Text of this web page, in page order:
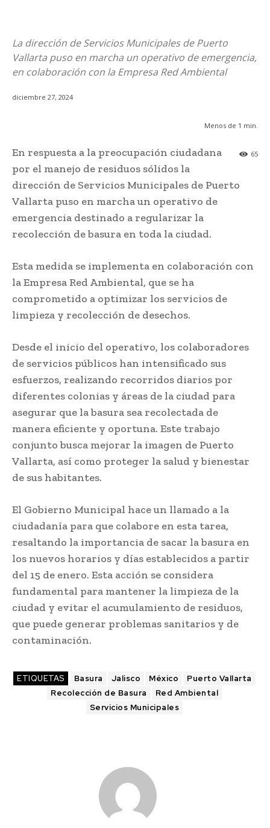
La dirección de Servicios Municipales de Puerto
Vallarta puso en marcha un operativo de emergencia,
en colaboración con la Empresa Red Ambiental
diciembre 27, 2024
Menos de 1 min.
65
En respuesta a la preocupación ciudadana
por el manejo de residuos sólidos la
dirección de Servicios Municipales de Puerto
Vallarta puso en marcha un operativo de
emergencia destinado a regularizar la
recolección de basura en toda la ciudad.
Esta medida se implementa en colaboración con
la Empresa Red Ambiental, que se ha
comprometido a optimizar los servicios de
limpieza y recolección de desechos.
Desde el inicio del operativo, los colaboradores
de servicios públicos han intensificado sus
esfuerzos, realizando recorridos diarios por
diferentes colonias y áreas de la ciudad para
asegurar que la basura sea recolectada de
manera eficiente y oportuna. Este trabajo
conjunto busca mejorar la imagen de Puerto
Vallarta, así como proteger la salud y bienestar
de sus habitantes.
El Gobierno Municipal hace un llamado a la
ciudadanía para que colabore en esta tarea,
resaltando la importancia de sacar la basura en
los nuevos horarios y días establecidos a partir
del 15 de enero. Esta acción se considera
fundamental para mantener la limpieza de la
ciudad y evitar el acumulamiento de residuos,
que puede generar problemas sanitarios y de
contaminación.
ETIQUETAS Basura Jalisco México
Puerto Vallarta
Recolección de Basura
Red Ambiental
Servicios Municipales